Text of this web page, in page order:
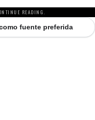
READING.
fuente preferida